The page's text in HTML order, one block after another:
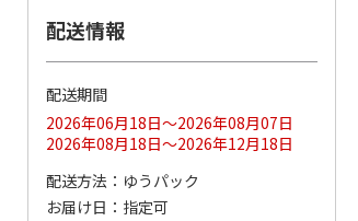
ドジャース 大谷翔
平 日本人最多53試
合連続出塁記念 シ
ル…
17,000円
(送料・税込)
谷翔平 2026 NL 3・
4月投手…
配送情報
配送期間
2026年06月18日～2026年08月07日
2026年08月18日～2026年12月18日
配送方法
ゆうパック
お届け日
指定可